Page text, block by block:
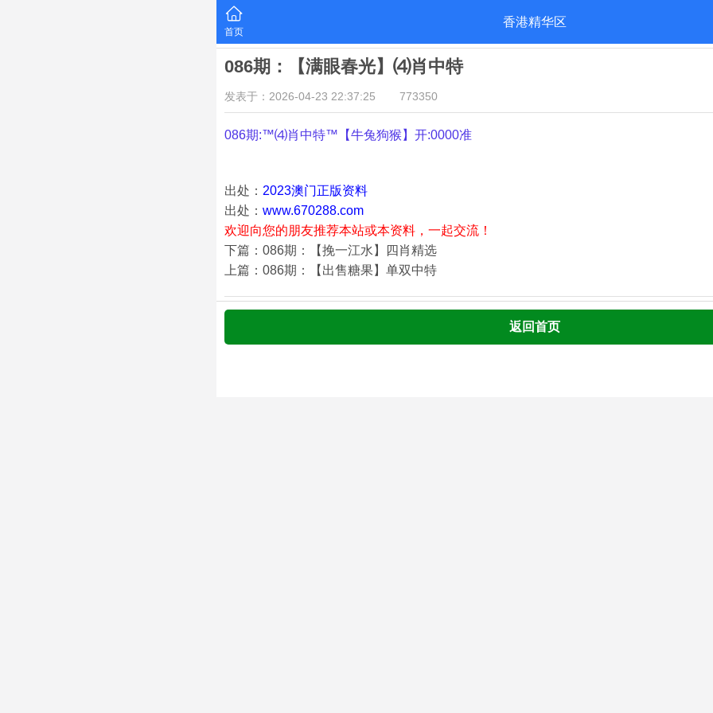
首页
香港精华区
086期：【满眼春光】⑷肖中特
发表于：2026-04-23 22:37:25 773350
086期:™⑷肖中特™【牛兔狗猴 】开:0000准
出处： 2023澳门正版资料
出处： www.670288.com
欢迎向您的朋友推荐本站或本资料，一起交流！
下篇：086期：【挽一江水】四肖精选
上篇：086期：【出售糖果】单双中特
返回首页